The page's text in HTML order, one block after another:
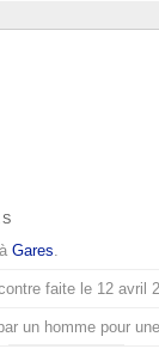
à Gares.
faite le 12 avril
un homme pour